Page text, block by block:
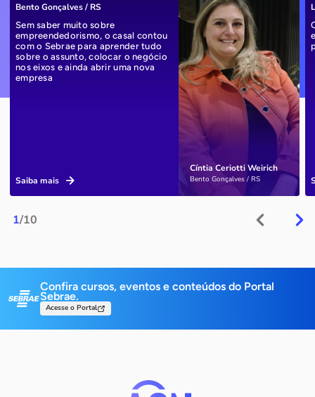
1/10
Cíntia Ceriotti Weirich
Bento Gonçalves / RS
Bento Gonçalves / RS
Sem saber muito sobre
empreendedorismo, o casal contou
com o Sebrae para aprender tudo
sobre o assunto, colocar o negócio
nos eixos e ainda abrir uma nova
empresa
Saiba mais
Confira cursos, eventos e conteúdos do Portal
Sebrae.
Acesse o Portal